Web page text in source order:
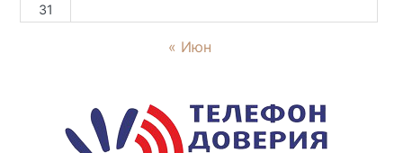
31
« Июн